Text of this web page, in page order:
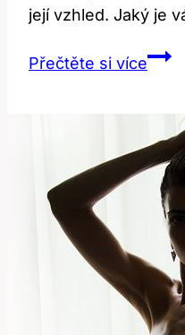
její vzhled. Jaký je
Přečtěte si víceSarah
Její